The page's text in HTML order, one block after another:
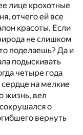
лице крохотные
отчего ей все
красоты. Если
не слишком
поделаешь? Да и
подыскивать
четыре года
на мелкие
жизнь, вел
о
вернуть